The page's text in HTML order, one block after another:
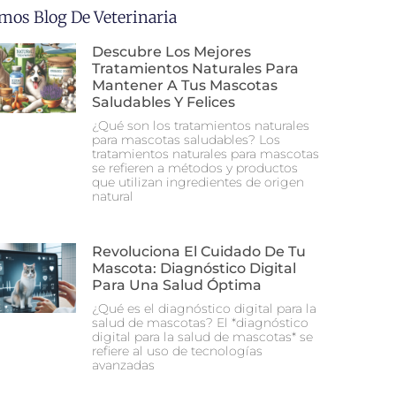
Blog De Veterinaria
Descubre Los Mejores
Tratamientos Naturales Para
Mantener A Tus Mascotas
Saludables Y Felices
¿Qué son los tratamientos naturales
para mascotas saludables? Los
tratamientos naturales para mascotas
se refieren a métodos y productos
que utilizan ingredientes de origen
natural
Revoluciona El Cuidado De Tu
Mascota: Diagnóstico Digital
Para Una Salud Óptima
¿Qué es el diagnóstico digital para la
salud de mascotas? El *diagnóstico
digital para la salud de mascotas* se
refiere al uso de tecnologías
avanzadas